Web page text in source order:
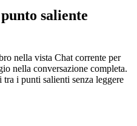
saliente
nella vista Chat corrente per
nella conversazione completa.
tra i punti salienti senza leggere